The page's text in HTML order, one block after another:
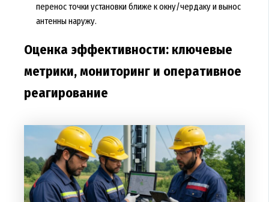
перенос точки установки ближе к окну/чердаку и вынос
антенны наружу.
Оценка эффективности: ключевые
метрики, мониторинг и оперативное
реагирование